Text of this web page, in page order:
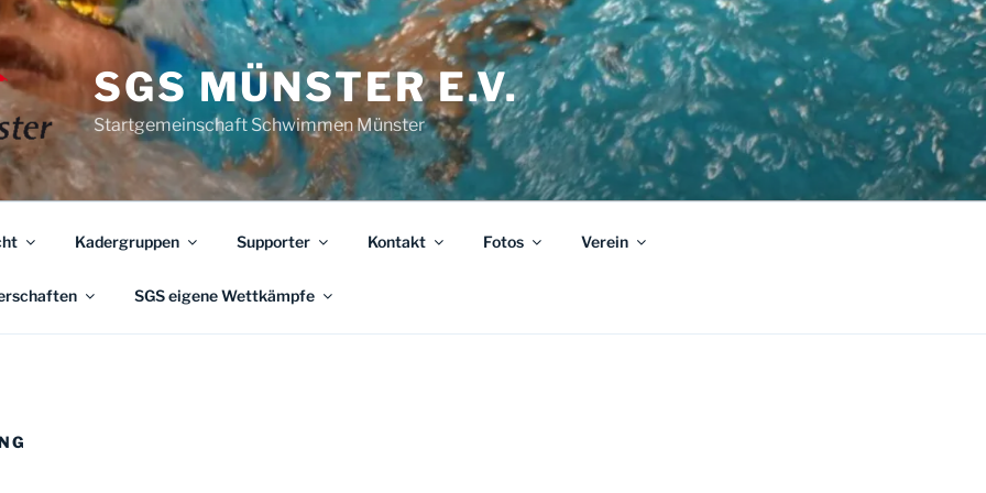
SGS MÜNSTER E.V.
Startgemeinschaft Schwimmen Münster
Kadergruppen Supporter Kontakt Fotos Verein
SGS eigene Wettkämpfe